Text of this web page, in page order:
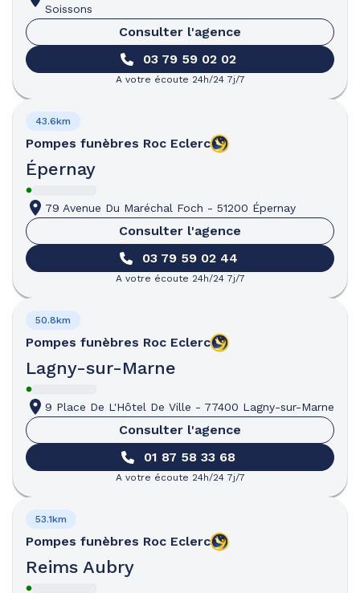
Soissons
Consulter l'agence
03 79 59 02 02
A votre écoute 24h/24 7j/7
Pompes funèbres Roc Eclerc
Épernay
43.6km
79 Avenue Du Maréchal Foch - 51200 Épernay
Consulter l'agence
03 79 59 02 44
A votre écoute 24h/24 7j/7
Pompes funèbres Roc Eclerc
Lagny-sur-Marne
50.8km
9 Place De L'Hôtel De Ville - 77400 Lagny-sur-Marne
Consulter l'agence
01 87 58 33 68
A votre écoute 24h/24 7j/7
Pompes funèbres Roc Eclerc
Reims Aubry
53.1km